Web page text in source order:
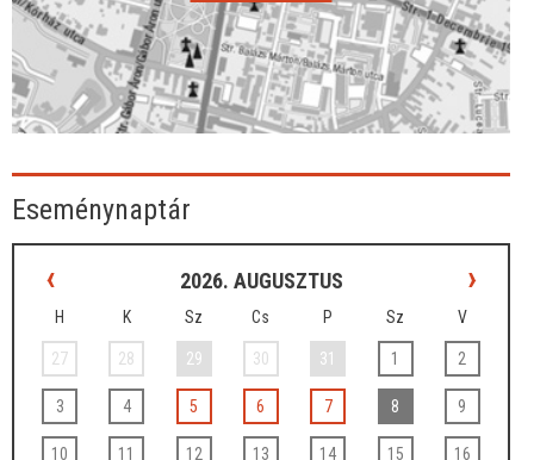
Eseménynaptár
‹ 2026. AUGUSZTUS ›
H K Sz Cs P Sz V
27 28 29 30 31 1 2
3 4 5 6 7 8 9
10 11 12 13 14 15 16